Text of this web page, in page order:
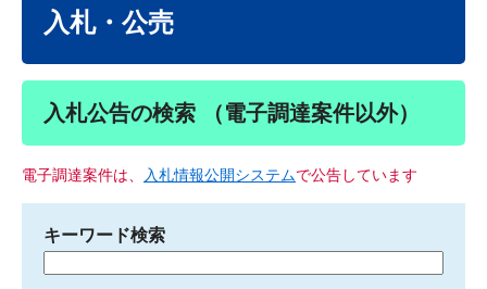
入札・公売
入札公告の検索 （電子調達案件以外）
電子調達案件は、 入札情報公開システムで公告しています
キーワード検索